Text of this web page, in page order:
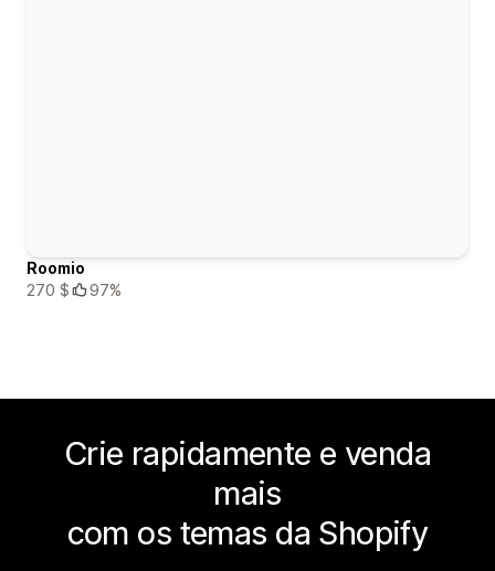
Roomio
270 $
97%
Crie rapidamente e venda
mais
com os temas da Shopify